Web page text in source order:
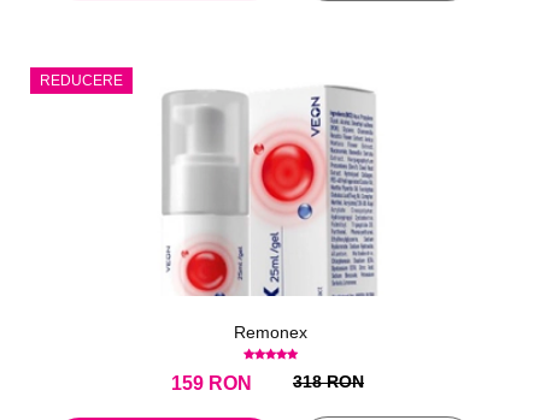
REDUCERE
Remonex
RON
159 318 RON